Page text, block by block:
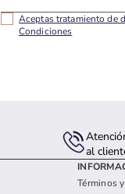
Aceptas tratamiento de
Condiciones
al
Términos